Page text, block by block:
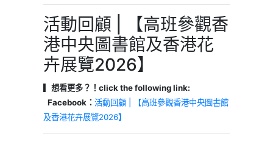
活動回顧 | 【高班參觀香
港中央圖書館及香港花
卉展覽2026】
▎想看更多？！click the following link:
Facebook： 活動回顧 | 【高班參觀香港中央圖書館
及香港花卉展覽2026】